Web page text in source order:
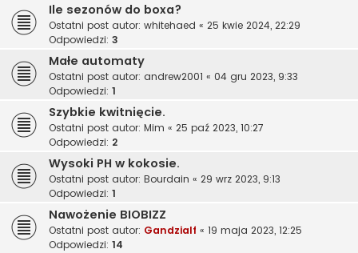
Ile sezonów do boxa?
Ostatni post autor: whitehaed « 25 kwie 2024, 22:29
Odpowiedzi: 3
Małe automaty
Ostatni post autor: andrew2001 « 04 gru 2023, 9:33
Odpowiedzi: 1
Szybkie kwitnięcie.
Ostatni post autor: Mim « 25 paź 2023, 10:27
Odpowiedzi: 2
Wysoki PH w kokosie.
Ostatni post autor: Bourdain « 29 wrz 2023, 9:13
Odpowiedzi: 1
Nawożenie BIOBIZZ
Ostatni post autor: Gandzialf « 19 maja 2023, 12:25
Odpowiedzi: 14